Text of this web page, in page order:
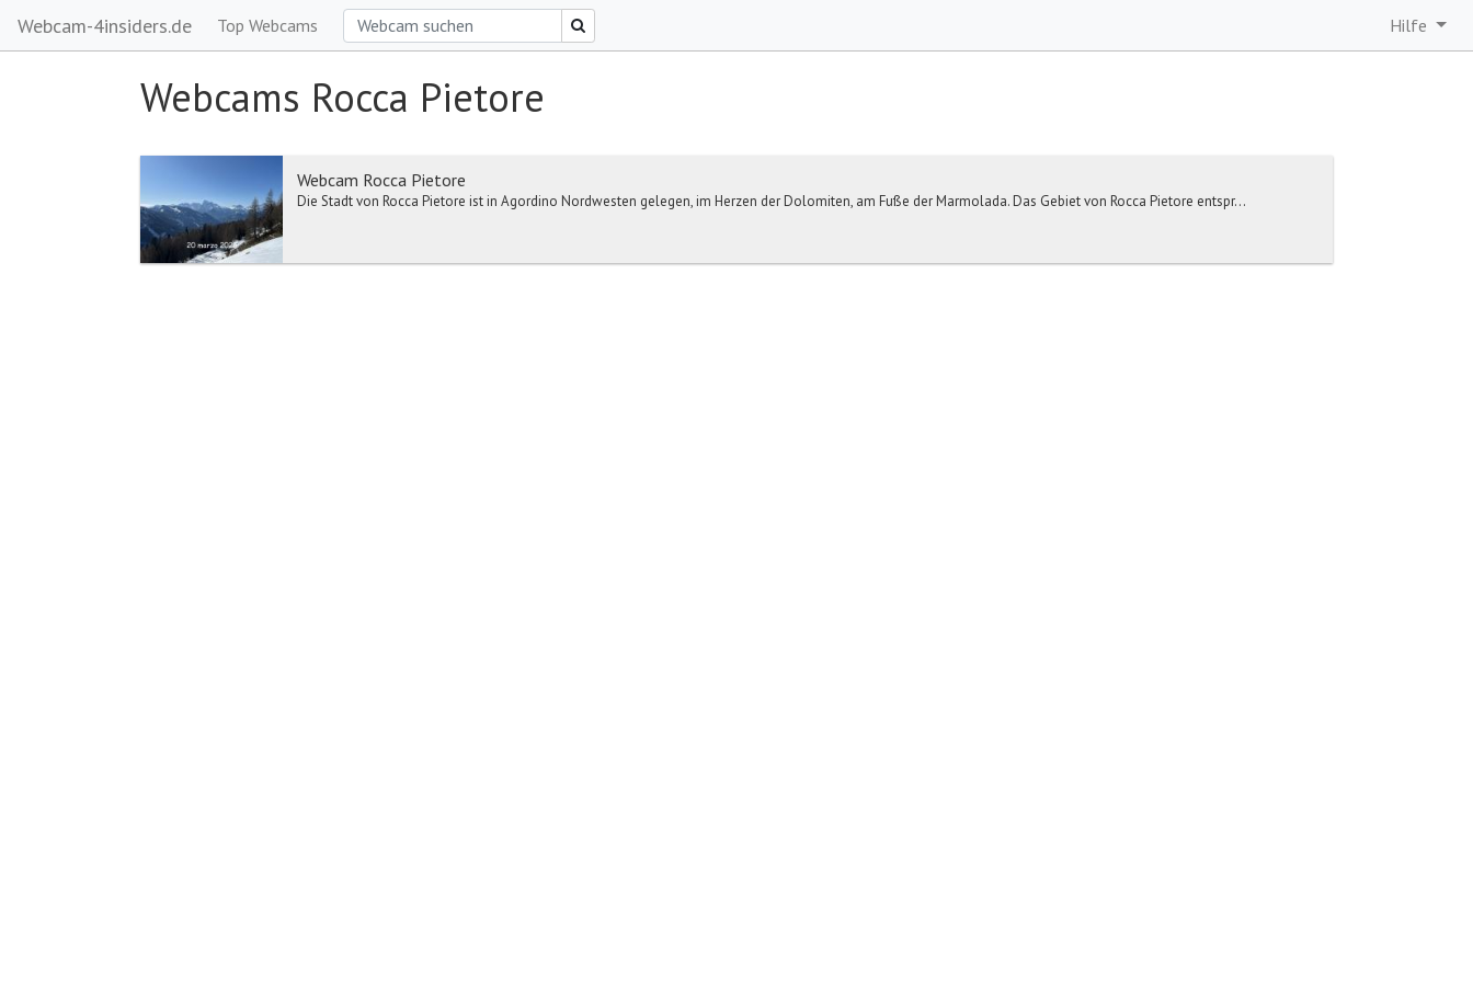
Webcam-4insiders.de Top Webcams Hilfe
Webcams Rocca Pietore
Webcam Rocca Pietore
Die Stadt von Rocca Pietore ist in Agordino Nordwesten gelegen, im Herzen der Dolomiten, am Fuße der Marmolada. Das Gebiet von Rocca Pietore entspr...